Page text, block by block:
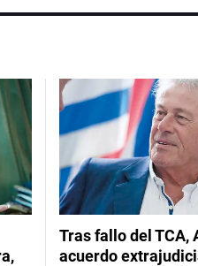
Tras fallo del TCA,
acuerdo